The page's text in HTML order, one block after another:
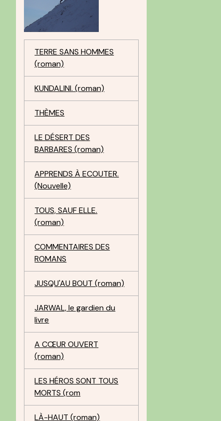
TERRE SANS HOMMES
(roman)
KUNDALINI. (roman)
THÈMES
LE DÉSERT DES
BARBARES (roman)
APPRENDS À ECOUTER.
(Nouvelle)
TOUS, SAUF ELLE.
(roman)
COMMENTAIRES DES
ROMANS
JUSQU'AU BOUT (roman)
JARWAL, le gardien du
livre
A CŒUR OUVERT
(roman)
LES HÉROS SONT TOUS
MORTS (rom
LÀ-HAUT (roman)